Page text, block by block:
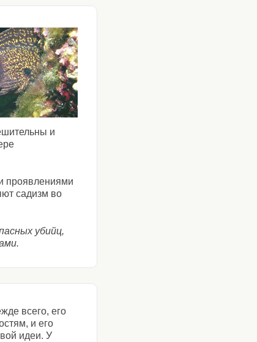
и
проявлениями
садизм во
убийц,
всего, его
и его
идеи. У